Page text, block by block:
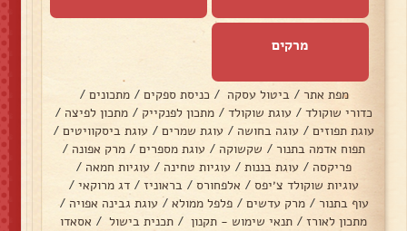
מרקים
מפת אתר / ביטול עסקה / כניסת ספקים / מתכונים /
כדורי שוקולד / עוגת שוקולד / מתכון לפנקייק / מתכון לפיצה /
עוגת תפוזים / עוגה בחושה / עוגת שמרים / עוגת ביסקוויטים /
תפוח אדמה בתנור / שקשוקה / עוגת מספרים / מרק אפונה /
פריקסה / עוגת בננות / עוגיות טחינה / עוגיות חמאה /
עוגיות שוקולד צ׳יפס / אלפחורס / בראוניז / דג מרוקאי /
עוף בתנור / מרק עדשים / פלפל ממולא / עוגת גבינה אפויה /
מתכון לאורז / תנאי שימוש - תקנון / תכנית בישול / אסאדו